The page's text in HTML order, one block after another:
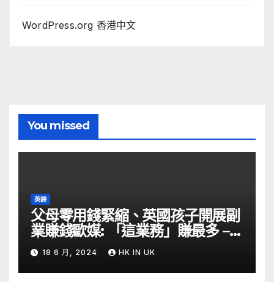
WordPress.org 香港中文
You missed
英鎊
父母零用錢緊縮、英國孩子開展副
業賺錢歐媒: 「這業務」賺最多 –
自由財經
18 6 月, 2024 HK IN UK